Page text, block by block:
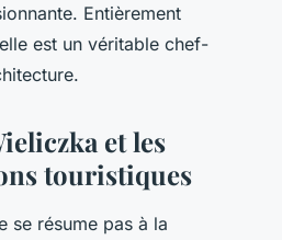
Entièrement
est un véritable chef-
et les
touristiques
se résume pas à la